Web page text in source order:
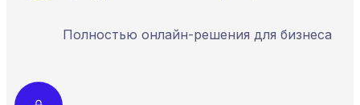
Полностью онлайн-решения для бизнеса